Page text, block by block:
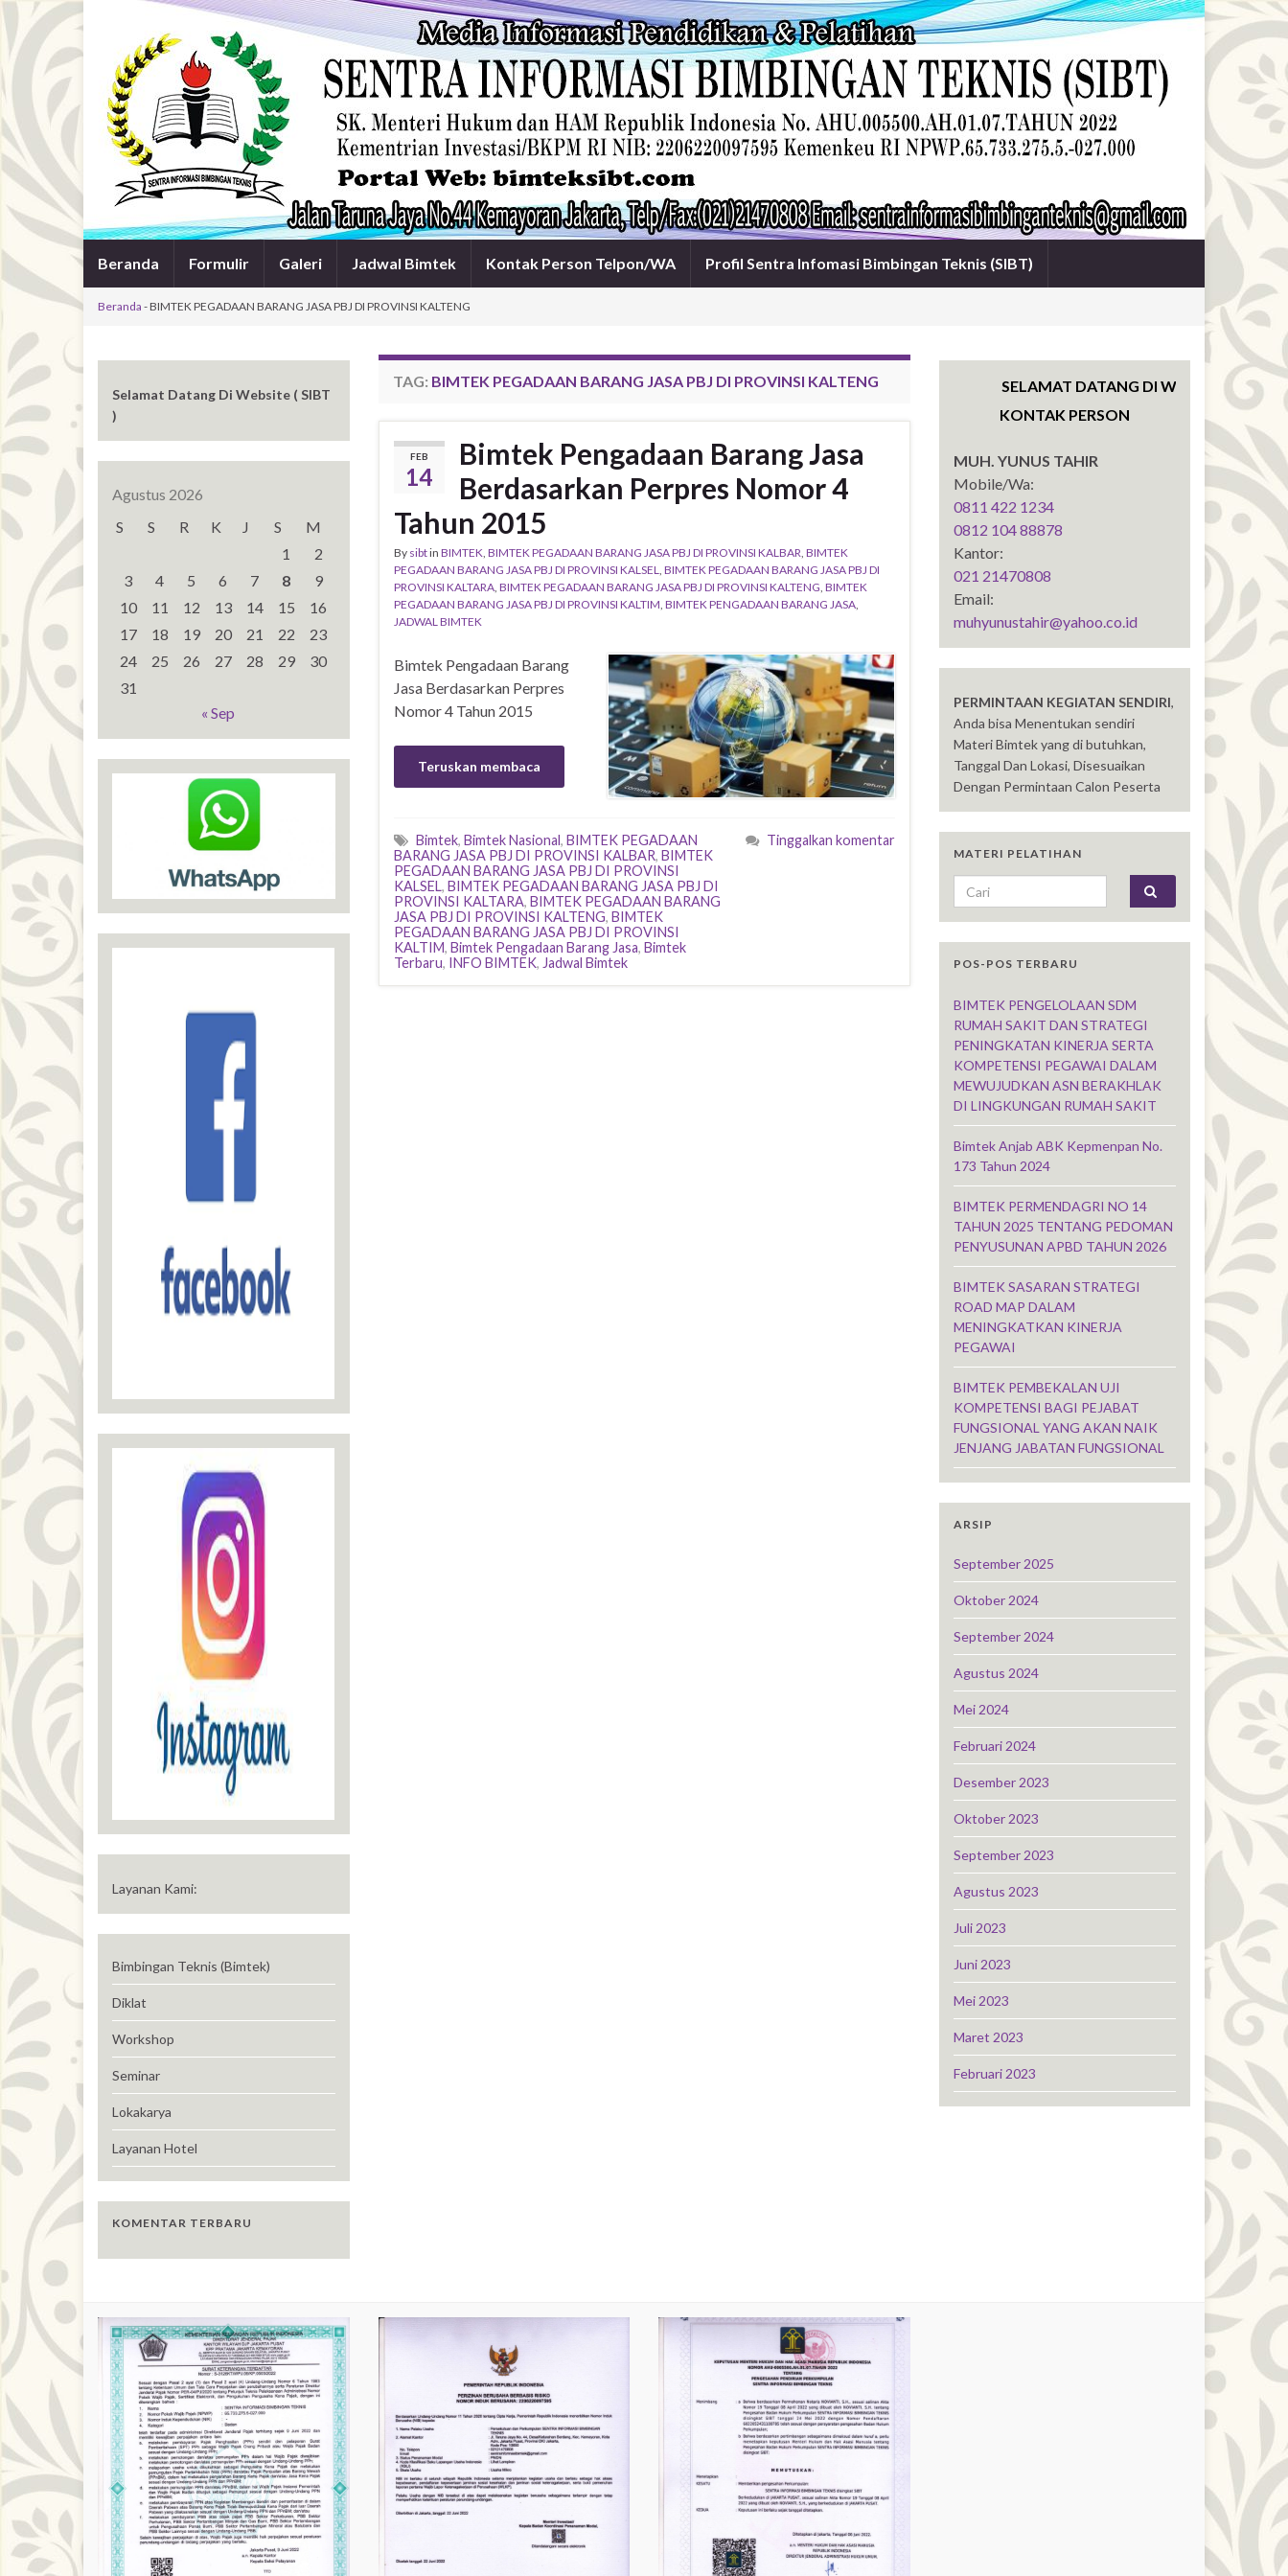
Beranda Formulir Galeri Jadwal Bimtek Kontak Person Telpon/WA Profil Sentra Infomasi Bimbingan Teknis (SIBT)
Beranda -BIMTEK PEGADAAN BARANG JASA PBJ DI PROVINSI KALTENG
TAG: BIMTEK PEGADAAN BARANG JASA PBJ DI PROVINSI KALTENG
FEB
14
Bimtek Pengadaan Barang Jasa
Berdasarkan Perpres Nomor 4
Tahun 2015
By sibtin BIMTEK, BIMTEK PEGADAAN BARANG JASA PBJ DI PROVINSI KALBAR, BIMTEK
PEGADAAN BARANG JASA PBJ DI PROVINSI KALSEL, BIMTEK PEGADAAN BARANG JASA PBJ DI
PROVINSI KALTARA, BIMTEK PEGADAAN BARANG JASA PBJ DI PROVINSI KALTENG, BIMTEK
PEGADAAN BARANG JASA PBJ DI PROVINSI KALTIM, BIMTEK PENGADAAN BARANG JASA,
JADWAL BIMTEK
Bimtek Pengadaan Barang
Jasa Berdasarkan Perpres
Nomor 4 Tahun 2015
Teruskan membaca
Bimtek, Bimtek Nasional, BIMTEK PEGADAAN
BARANG JASA PBJ DI PROVINSI KALBAR, BIMTEK
PEGADAAN BARANG JASA PBJ DI PROVINSI
KALSEL, BIMTEK PEGADAAN BARANG JASA PBJ DI
PROVINSI KALTARA, BIMTEK PEGADAAN BARANG
JASA PBJ DI PROVINSI KALTENG, BIMTEK
PEGADAAN BARANG JASA PBJ DI PROVINSI
KALTIM, Bimtek Pengadaan Barang Jasa, Bimtek
Terbaru, INFO BIMTEK, Jadwal Bimtek
Tinggalkan komentar
Selamat Datang Di Website ( SIBT
)
Agustus 2026
S
S R K J S
M
1
2
3
4 5 6 7 8
9
10
11 12 13 14 15
16
17
18 19 20 21 22
23
24
25 26 27 28 29
30
31
« Sep
Layanan Kami:
Bimbingan Teknis (Bimtek)
Diklat
Workshop
Seminar
Lokakarya
Layanan Hotel
KOMENTAR TERBARU
SELAMAT DATANG DI WEBSITE SENTRA
KONTAK PERSON
MUH. YUNUS TAHIR
Mobile/Wa:
0811 422 1234
0812 104 88878
Kantor:
021 21470808
Email:
muhyunustahir@yahoo.co.id
PERMINTAAN KEGIATAN SENDIRI,
Anda bisa Menentukan sendiri
Materi Bimtek yang di butuhkan,
Tanggal Dan Lokasi, Disesuaikan
Dengan Permintaan Calon Peserta
MATERI PELATIHAN
Search for:
POS-POS TERBARU
BIMTEK PENGELOLAAN SDM
RUMAH SAKIT DAN STRATEGI
PENINGKATAN KINERJA SERTA
KOMPETENSI PEGAWAI DALAM
MEWUJUDKAN ASN BERAKHLAK
DI LINGKUNGAN RUMAH SAKIT
Bimtek Anjab ABK Kepmenpan No.
173 Tahun 2024
BIMTEK PERMENDAGRI NO 14
TAHUN 2025 TENTANG PEDOMAN
PENYUSUNAN APBD TAHUN 2026
BIMTEK SASARAN STRATEGI
ROAD MAP DALAM
MENINGKATKAN KINERJA
PEGAWAI
BIMTEK PEMBEKALAN UJI
KOMPETENSI BAGI PEJABAT
FUNGSIONAL YANG AKAN NAIK
JENJANG JABATAN FUNGSIONAL
ARSIP
September 2025
Oktober 2024
September 2024
Agustus 2024
Mei 2024
Februari 2024
Desember 2023
Oktober 2023
September 2023
Agustus 2023
Juli 2023
Juni 2023
Mei 2023
Maret 2023
Februari 2023